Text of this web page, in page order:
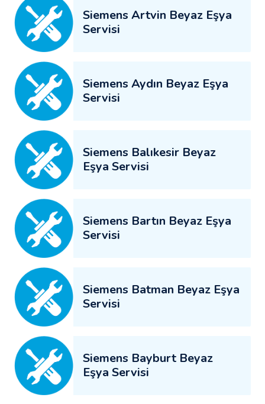
Siemens Artvin Beyaz Eşya
Servisi
Siemens Aydın Beyaz Eşya
Servisi
Siemens Balıkesir Beyaz
Eşya Servisi
Siemens Bartın Beyaz Eşya
Servisi
Siemens Batman Beyaz Eşya
Servisi
Siemens Bayburt Beyaz
Eşya Servisi